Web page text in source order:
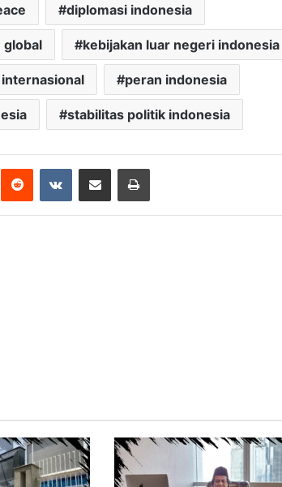
diplomasi indonesia
global kebijakan luar negeri indonesia
peran indonesia
stabilitas politik indonesia
Reddit VKontakteShare via Email Print